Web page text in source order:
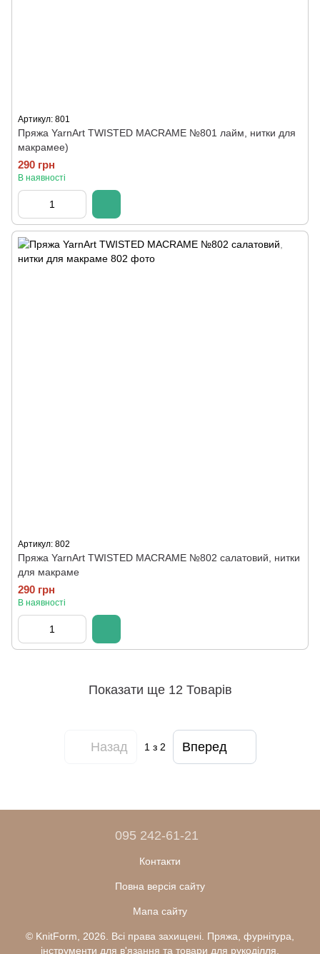
Артикул: 801
Пряжа YarnArt TWISTED MACRAME №801 лайм, нитки для
макрамее)
290 грн
В наявності
Артикул: 802
Пряжа YarnArt TWISTED MACRAME №802 салатовий, нитки
для макраме
290 грн
В наявності
Показати ще 12 Товарів
Назад 1 з 2 Вперед
095 242-61-21
Контакти
Повна версія сайту
Мапа сайту
© KnitForm, 2026. Всі права захищені. Пряжа, фурнітура,
інструменти для в'язання та товари для рукоділля.